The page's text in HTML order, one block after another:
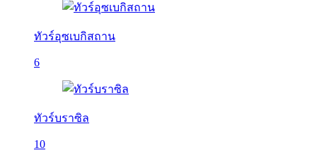
ทัวร์อุซเบกิสถาน
6
ทัวร์บราซิล
10